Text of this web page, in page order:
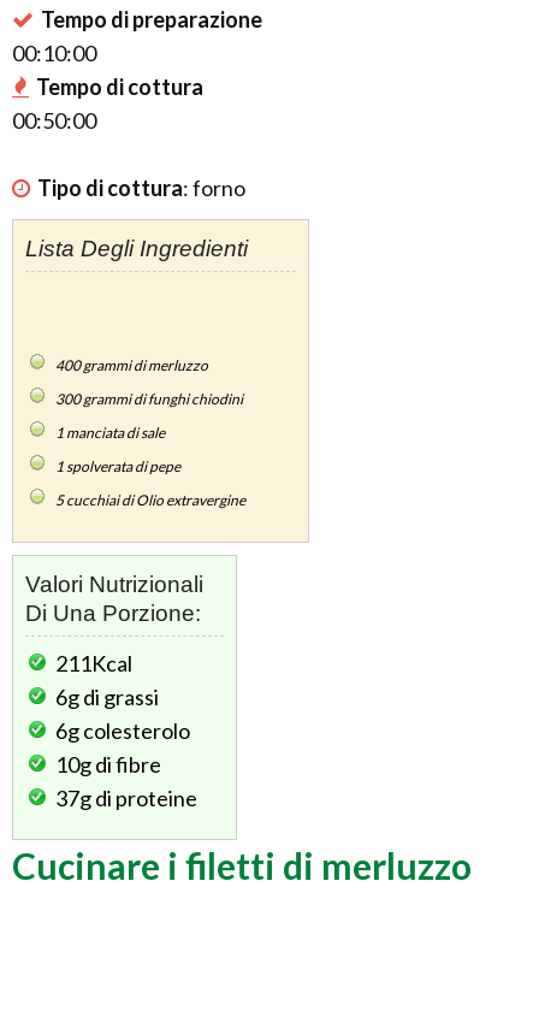
Tempo di preparazione
00:10:00
Tempo di cottura
00:50:00
Tipo di cottura:forno
Lista Degli Ingredienti
400grammi di merluzzo
300grammi di funghi chiodini
1 manciata di sale
1spolverata di pepe
5cucchiai di Olio extravergine
Valori Nutrizionali
Di Una Porzione:
211Kcal
6gdi grassi
6gcolesterolo
10gdi fibre
37gdi proteine
Cucinare i filetti di merluzzo